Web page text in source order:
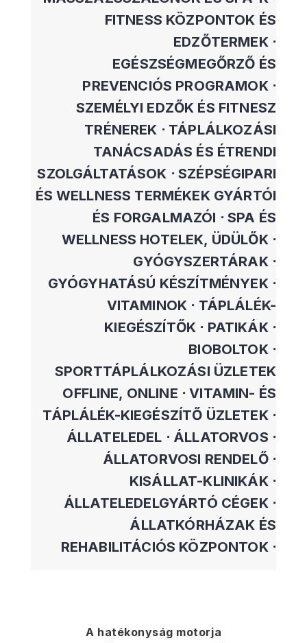
FITNESS KÖZPONTOK ÉS
EDZŐTERMEK ⋅
EGÉSZSÉGMEGŐRZŐ ÉS
PREVENCIÓS PROGRAMOK ⋅
SZEMÉLYI EDZŐK ÉS FITNESZ
TRÉNEREK ⋅ TÁPLÁLKOZÁSI
TANÁCSADÁS ÉS ÉTRENDI
SZOLGÁLTATÁSOK ⋅ SZÉPSÉGIPARI
ÉS WELLNESS TERMÉKEK GYÁRTÓI
ÉS FORGALMAZÓI ⋅ SPA ÉS
WELLNESS HOTELEK, ÜDÜLŐK ⋅
GYÓGYSZERTÁRAK ⋅
GYÓGYHATÁSÚ KÉSZÍTMÉNYEK ⋅
VITAMINOK ⋅ TÁPLÁLÉK-
KIEGÉSZÍTŐK ⋅ PATIKÁK ⋅
BIOBOLTOK ⋅
SPORTTÁPLÁLKOZÁSI ÜZLETEK
OFFLINE, ONLINE ⋅ VITAMIN- ÉS
TÁPLÁLÉK-KIEGÉSZÍTŐ ÜZLETEK ⋅
ÁLLATELEDEL ⋅ ÁLLATORVOS ⋅
ÁLLATORVOSI RENDELŐ ⋅
KISÁLLAT-KLINIKÁK ⋅
ÁLLATELEDELGYÁRTÓ CÉGEK ⋅
ÁLLATKÓRHÁZAK ÉS
REHABILITÁCIÓS KÖZPONTOK ⋅
A hatékonyság motorja